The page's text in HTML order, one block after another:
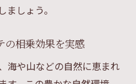
しょう。
の相乗効果を実感
海や山などの自然に恵まれ